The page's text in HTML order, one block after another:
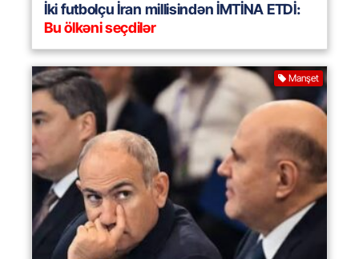
İki futbolçu İran millisindən İMTİNA ETDİ:
Bu ölkəni seçdilər
Manşet